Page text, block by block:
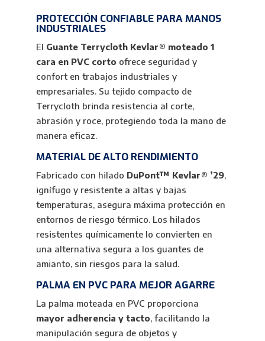
PROTECCIÓN CONFIABLE PARA MANOS
INDUSTRIALES
El Guante Terrycloth Kevlar® moteado 1
cara en PVC corto ofrece seguridad y
confort en trabajos industriales y
empresariales. Su tejido compacto de
Terrycloth brinda resistencia al corte,
abrasión y roce, protegiendo toda la mano de
manera eficaz.
MATERIAL DE ALTO RENDIMIENTO
Fabricado con hilado DuPont™ Kevlar® ’29,
ignífugo y resistente a altas y bajas
temperaturas, asegura máxima protección en
entornos de riesgo térmico. Los hilados
resistentes químicamente lo convierten en
una alternativa segura a los guantes de
amianto, sin riesgos para la salud.
PALMA EN PVC PARA MEJOR AGARRE
La palma moteada en PVC proporciona
mayor adherencia y tacto, facilitando la
manipulación segura de objetos y